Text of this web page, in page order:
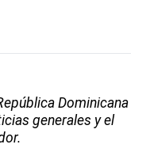
Dominicana
generales y el